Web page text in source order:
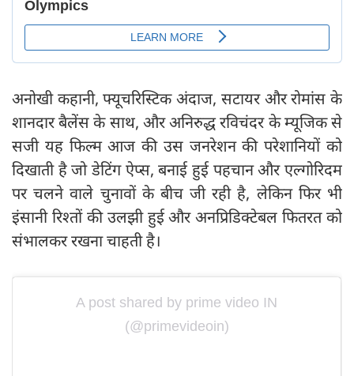
अनोखी कहानी, फ्यूचरिस्टिक अंदाज, सटायर और रोमांस के
शानदार बैलेंस के साथ, और अनिरुद्ध रविचंदर के म्यूजिक से
सजी यह फिल्म आज की उस जनरेशन की परेशानियों को
दिखाती है जो डेटिंग ऐप्स, बनाई हुई पहचान और एल्गोरिदम
पर चलने वाले चुनावों के बीच जी रही है, लेकिन फिर भी
इंसानी रिश्तों की उलझी हुई और अनप्रिडिक्टेबल फितरत को
संभालकर रखना चाहती है।
A post shared by prime video IN
(@primevideoin)